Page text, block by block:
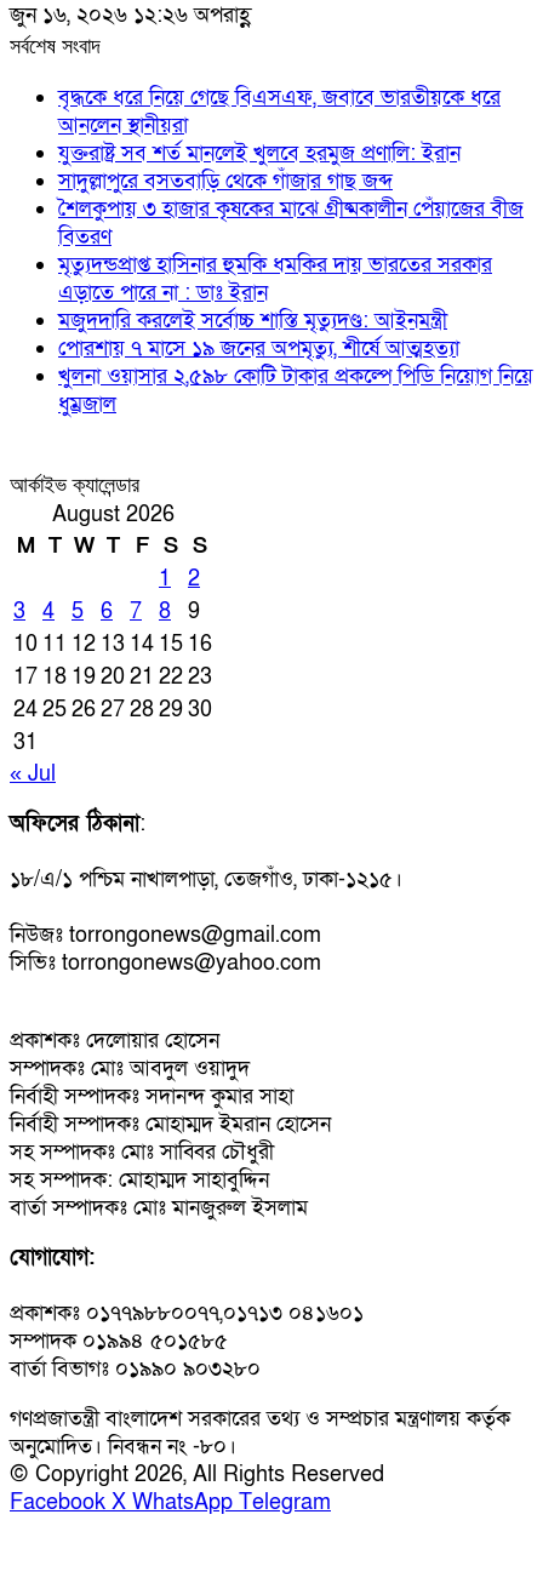
জুন ১৬, ২০২৬ ১২:২৬ অপরাহ্ণ
সর্বশেষ সংবাদ
বৃদ্ধকে ধরে নিয়ে গেছে বিএসএফ, জবাবে ভারতীয়কে ধরে
আনলেন স্থানীয়রা
যুক্তরাষ্ট্র সব শর্ত মানলেই খুলবে হরমুজ প্রণালি: ইরান
সাদুল্লাপুরে বসতবাড়ি থেকে গাঁজার গাছ জব্দ
শৈলকুপায় ৩ হাজার কৃষকের মাঝে গ্রীষ্মকালীন পেঁয়াজের বীজ
বিতরণ
মৃত্যুদন্ডপ্রাপ্ত হাসিনার হুমকি ধমকির দায় ভারতের সরকার
এড়াতে পারে না : ডাঃ ইরান
মজুদদারি করলেই সর্বোচ্চ শাস্তি মৃত্যুদণ্ড: আইনমন্ত্রী
পোরশায় ৭ মাসে ১৯ জনের অপমৃত্যু, শীর্ষে আত্মহত্যা
খুলনা ওয়াসার ২,৫৯৮ কোটি টাকার প্রকল্পে পিডি নিয়োগ নিয়ে
ধুম্রজাল
আর্কাইভ ক্যালেন্ডার
August 2026
M T W T F S S
1
2
3
4 5 6 7 8
9
10 11 12 13 14 15 16
17 18 192021 2223
24252627282930
31
« Jul
অফিসের ঠিকানা:
১৮/এ/১ পশ্চিম নাখালপাড়া, তেজগাঁও, ঢাকা-১২১৫।
নিউজঃ torrongonews@gmail.com
সিভিঃ torrongonews@yahoo.com
প্রকাশকঃ দেলোয়ার হোসেন
সম্পাদকঃ মোঃ আবদুল ওয়াদুদ
নির্বাহী সম্পাদকঃ সদানন্দ কুমার সাহা
নির্বাহী সম্পাদকঃ মোহাম্মদ ইমরান হোসেন
সহ সম্পাদকঃ মোঃ সাব্বির চৌধুরী
সহ সম্পাদক: মোহাম্মদ সাহাবুদ্দিন
বার্তা সম্পাদকঃ মোঃ মানজুরুল ইসলাম
যোগাযোগ:
প্রকাশকঃ ০১৭৭৯৮৮০০৭৭,০১৭১৩ ০৪১৬০১
সম্পাদক ০১৯৯৪ ৫০১৫৮৫
বার্তা বিভাগঃ ০১৯৯০ ৯০৩২৮০
গণপ্রজাতন্ত্রী বাংলাদেশ সরকারের তথ্য ও সম্প্রচার মন্ত্রণালয় কর্তৃক
অনুমোদিত। নিবন্ধন নং -৮০।
© Copyright 2026, All Rights Reserved
Facebook X WhatsApp Telegram